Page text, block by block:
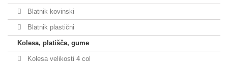
Blatnik kovinski
Blatnik plastični
Kolesa, platišča, gume
Kolesa velikosti 4 col